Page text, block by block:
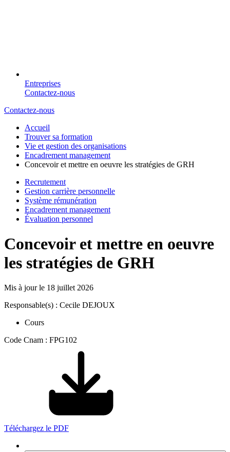
Entreprises
Contactez-nous
Contactez-nous
Accueil
Trouver sa formation
Vie et gestion des organisations
Encadrement management
Concevoir et mettre en oeuvre les stratégies de GRH
Recrutement
Gestion carrière personnelle
Système rémunération
Encadrement management
Évaluation personnel
Concevoir et mettre en oeuvre
les stratégies de GRH
Mis à jour le 18 juillet 2026
Responsable(s) : Cecile DEJOUX
Cours
Code Cnam : FPG102
Téléchargez le PDF